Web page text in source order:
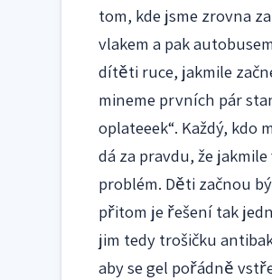
tom, kde jsme zrovna
vlakem a pak
dítěti ruce, jakmile
mineme prvních pár
oplateeek“. Každý,
dá za pravdu, že
problém. Děti začnou
přitom je řešení tak
jim tedy trošičku
aby se gel pořádně